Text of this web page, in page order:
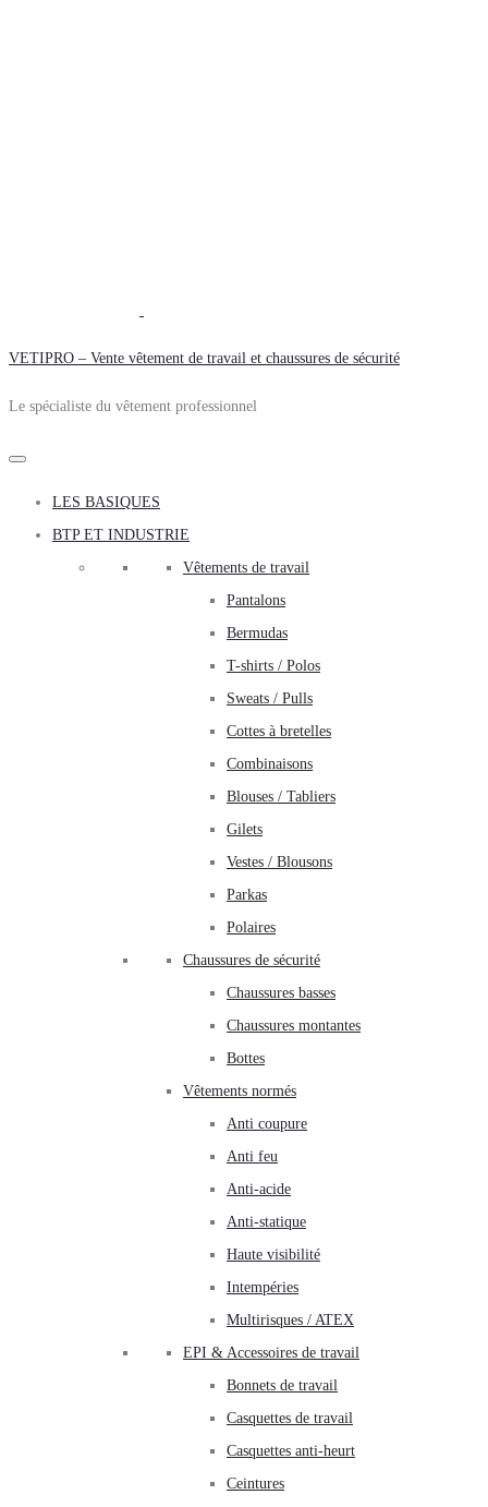
VETIPRO – Vente vêtement de travail et chaussures de sécurité
Le spécialiste du vêtement professionnel
LES BASIQUES
BTP ET INDUSTRIE
Vêtements de travail
Pantalons
Bermudas
T-shirts / Polos
Sweats / Pulls
Cottes à bretelles
Combinaisons
Blouses / Tabliers
Gilets
Vestes / Blousons
Parkas
Polaires
Chaussures de sécurité
Chaussures basses
Chaussures montantes
Bottes
Vêtements normés
Anti coupure
Anti feu
Anti-acide
Anti-statique
Haute visibilité
Intempéries
Multirisques / ATEX
EPI & Accessoires de travail
Bonnets de travail
Casquettes de travail
Casquettes anti-heurt
Ceintures